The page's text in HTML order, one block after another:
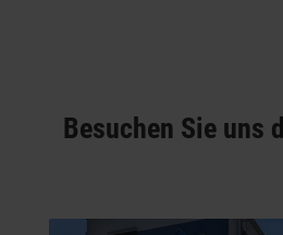
Besuchen Sie uns